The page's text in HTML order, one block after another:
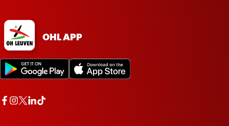
OHL APP